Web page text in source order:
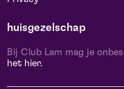
huisgezelschap
Bij Club Lam mag je
het hier.